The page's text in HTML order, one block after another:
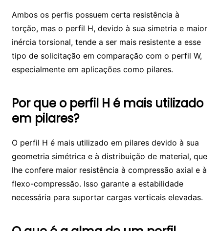
Ambos os perfis possuem certa resistência à
torção, mas o perfil H, devido à sua simetria e maior
inércia torsional, tende a ser mais resistente a esse
tipo de solicitação em comparação com o perfil W,
especialmente em aplicações como pilares.
Por que o perfil H é mais utilizado
em pilares?
O perfil H é mais utilizado em pilares devido à sua
geometria simétrica e à distribuição de material, que
lhe confere maior resistência à compressão axial e à
flexo-compressão. Isso garante a estabilidade
necessária para suportar cargas verticais elevadas.